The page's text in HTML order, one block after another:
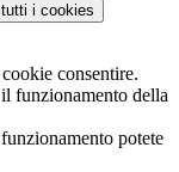
i cookies
consentire.
funzionamento della
potete